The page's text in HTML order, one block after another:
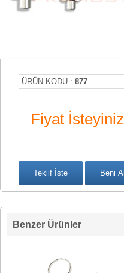
ÜRÜN KODU : 877
Fiyat İsteyiniz
Benzer Ürünler